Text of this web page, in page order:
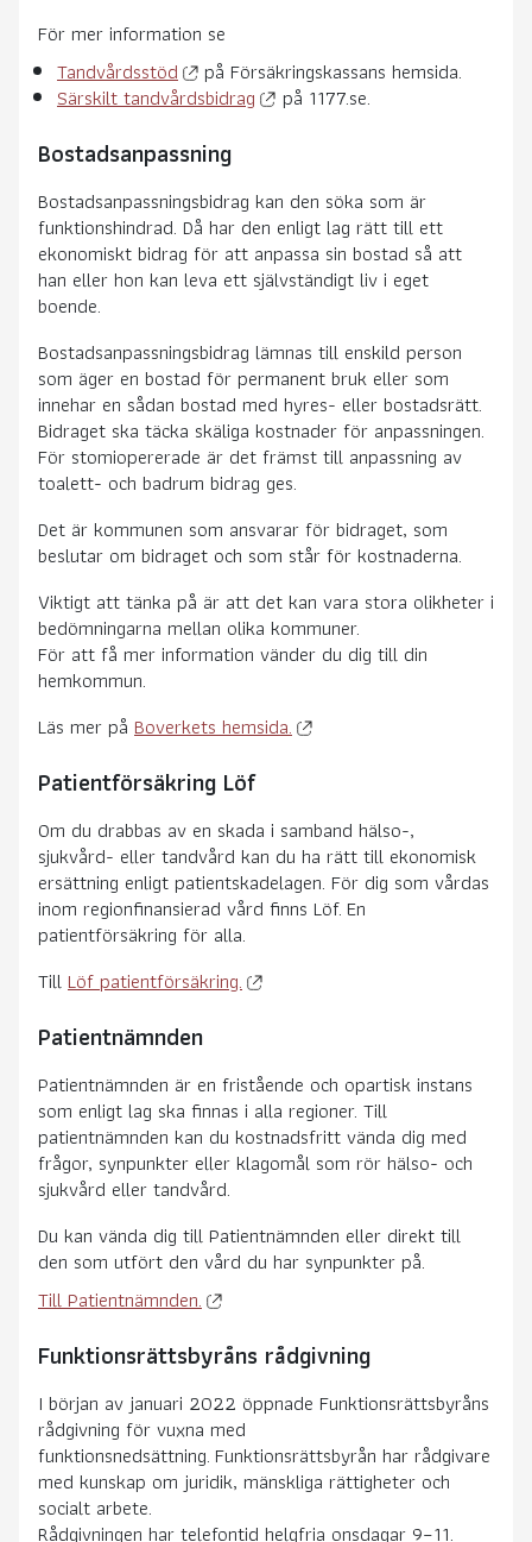
För mer information se
Tandvårdsstöd
på Försäkringskassans hemsida.
Särskilt tandvårdsbidrag på 1177.se.
Bostadsanpassning
Bostadsanpassningsbidrag kan den söka som är
funktionshindrad. Då har den enligt lag rätt till ett
ekonomiskt bidrag för att anpassa sin bostad så att
han eller hon kan leva ett självständigt liv i eget
boende.
Bostadsanpassningsbidrag lämnas till enskild person
som äger en bostad för permanent bruk eller som
innehar en sådan bostad med hyres- eller bostadsrätt.
Bidraget ska täcka skäliga kostnader för anpassningen.
För stomiopererade är det främst till anpassning av
toalett- och badrum bidrag ges.
Det är kommunen som ansvarar för bidraget, som
beslutar om bidraget och som står för kostnaderna.
Viktigt att tänka på är att det kan vara stora olikheter i
bedömningarna mellan olika kommuner.
För att få mer information vänder du dig till din
hemkommun.
Läs mer på Boverkets hemsida.
Patientförsäkring Löf
Om du drabbas av en skada i samband hälso-,
sjukvård- eller tandvård kan du ha rätt till ekonomisk
ersättning enligt patientskadelagen. För dig som vårdas
inom regionfinansierad vård finns Löf. En
patientförsäkring för alla.
TillLöf patientförsäkring.
Patientnämnden
Patientnämnden är en fristående och opartisk instans
som enligt lag ska finnas i alla regioner. Till
patientnämnden kan du kostnadsfritt vända dig med
frågor, synpunkter eller klagomål som rör hälso- och
sjukvård eller tandvård.
Du kan vända dig till Patientnämnden eller direkt till
den som utfört den vård du har synpunkter på.
Till Patientnämnden.
Funktionsrättsbyråns rådgivning
I början av januari 2022 öppnade Funktionsrättsbyråns
rådgivning för vuxna med
funktionsnedsättning. Funktionsrättsbyrån har rådgivare
med kunskap om juridik, mänskliga rättigheter och
socialt arbete.
Rådgivningen har telefontid helgfria onsdagar 9–11.